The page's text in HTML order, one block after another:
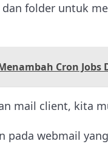
folder untuk
Cron Jobs
mail client, kita
pada webmail